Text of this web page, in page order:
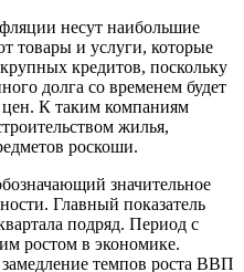
несут наибольшие
товары и услуги, которые
кредитов, поскольку
долга со временем будет
цен. К таким компаниям
жилья,
роскоши.
значительное
Главный показатель
подряд. Период с
ростом в экономике.
темпов роста ВВП